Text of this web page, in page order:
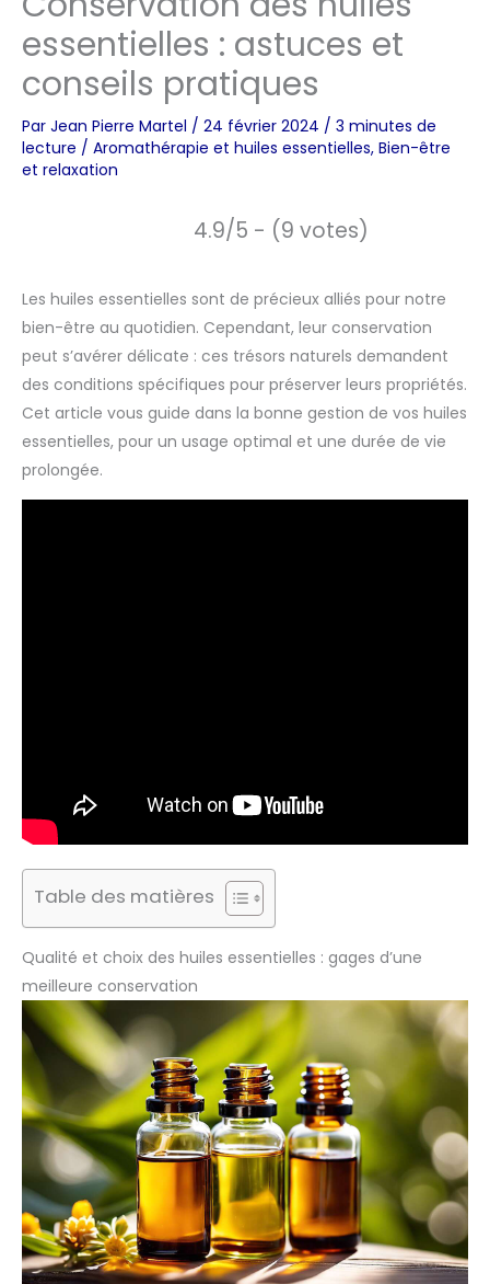
essentielles : astuces et
conseils pratiques
Par Jean Pierre Martel / 24 février 2024 / 3 minutes de
lecture / Aromathérapie et huiles essentielles, Bien-être
et relaxation
4.9/5 - (9 votes)
Les huiles essentielles sont de précieux alliés pour notre
bien-être au quotidien. Cependant, leur conservation
peut s’avérer délicate : ces trésors naturels demandent
des conditions spécifiques pour préserver leurs propriétés.
Cet article vous guide dans la bonne gestion de vos huiles
essentielles, pour un usage optimal et une durée de vie
prolongée.
Table des matières
Qualité et choix des huiles essentielles : gages d’une
meilleure conservation